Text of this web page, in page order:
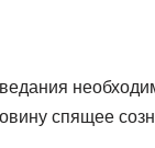
спящее